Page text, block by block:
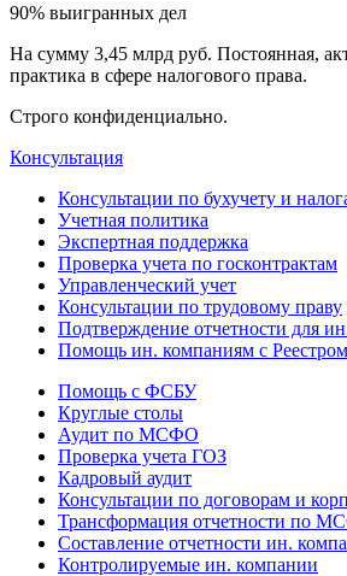
90% выигранных дел
На сумму 3,45 млрд руб. Постоянная,
практика в сфере налогового права.
Строго конфиденциально.
Консультация
Консультации по бухучету и
Учетная политика
Экспертная поддержка
Проверка учета по госконтрактам
Управленческий учет
Консультации по трудовому праву
Подтверждение отчетности для
Помощь ин. компаниям с
Помощь с ФСБУ
Круглые столы
Аудит по МСФО
Проверка учета ГОЗ
Кадровый аудит
Консультации по договорам и
Трансформация отчетности по
Составление отчетности ин.
Контролируемые ин. компании